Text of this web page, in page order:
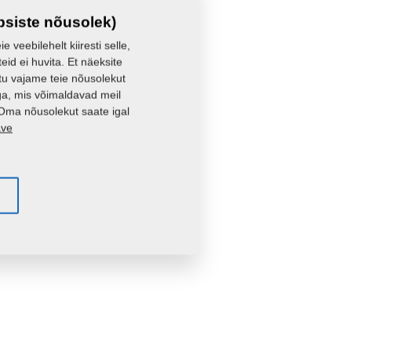
nõusolek)
veebilehelt kiiresti selle,
ei huvita. Et näeksite
vajame teie nõusolekut
mis võimaldavad meil
nõusolekut saate igal